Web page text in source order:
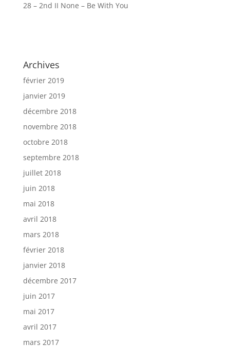
28 – 2nd II None – Be With You
Archives
février 2019
janvier 2019
décembre 2018
novembre 2018
octobre 2018
septembre 2018
juillet 2018
juin 2018
mai 2018
avril 2018
mars 2018
février 2018
janvier 2018
décembre 2017
juin 2017
mai 2017
avril 2017
mars 2017